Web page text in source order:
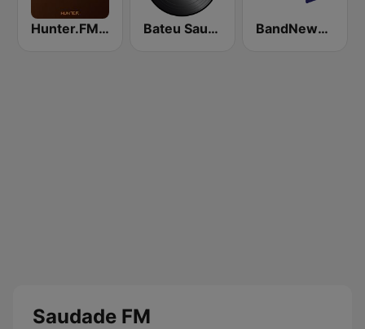
Hunter.FM - Sertanejo Bateu Saudade FM Rádio Flashback BandNews FM - 96.9 SP
Saudade FM